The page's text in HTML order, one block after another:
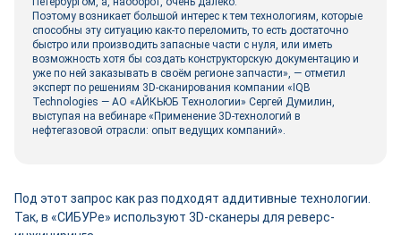
Поэтому возникает большой интерес к тем технологиям, которые
способны эту ситуацию как-то переломить, то есть достаточно
быстро или производить запасные части с нуля, или иметь
возможность хотя бы создать конструкторскую документацию и
уже по ней заказывать в своём регионе запчасти», — отметил
эксперт по решениям 3D-сканирования компании «IQB
Technologies — АО «АЙКЬЮБ Технологии» Сергей Думилин,
выступая на вебинаре «Применение 3D-технологий в
нефтегазовой отрасли: опыт ведущих компаний».
Под этот запрос как раз подходят аддитивные технологии.
Так, в «СИБУРе» используют 3D-сканеры для реверс-